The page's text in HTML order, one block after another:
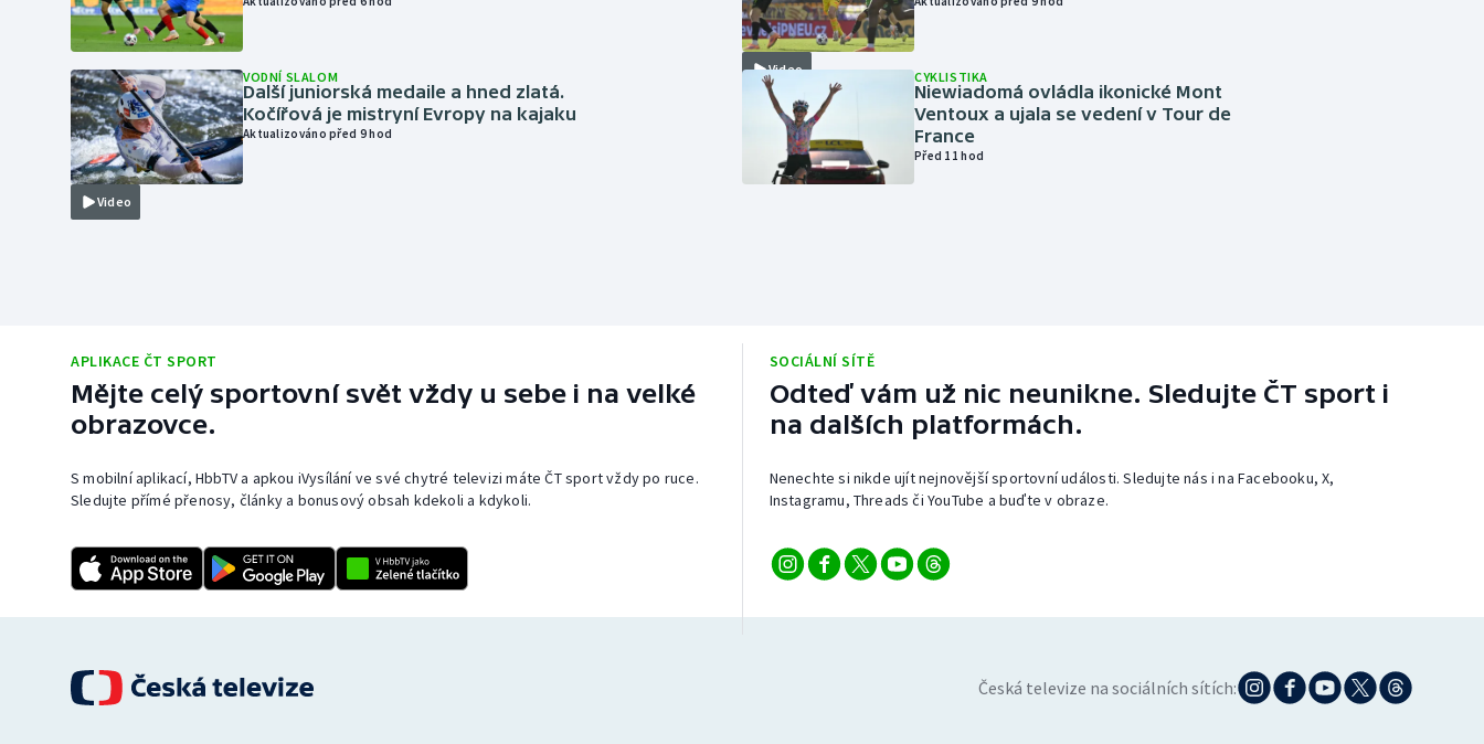
Video
VODNÍ SLALOM
Další juniorská medaile a hned zlatá.
Kočířová je mistryní Evropy na kajaku
Aktualizováno před 9 hod
Video CYKLISTIKA
Niewiadomá ovládla ikonické Mont
Ventoux a ujala se vedení v Tour de
France
Před 11 hod
APLIKACE ČT SPORT
Mějte celý sportovní svět vždy u sebe i na velké
obrazovce.
S mobilní aplikací, HbbTV a apkou iVysílání ve své chytré televizi máte ČT sport vždy po ruce.
Sledujte přímé přenosy, články a bonusový obsah kdekoli a kdykoli.
SOCIÁLNÍ SÍTĚ
Odteď vám už nic neunikne. Sledujte ČT sport i
na dalších platformách.
Nenechte si nikde ujít nejnovější sportovní události. Sledujte nás i na Facebooku, X,
Instagramu, Threads či YouTube a buďte v obraze.
Česká televize na sociálních sítích: